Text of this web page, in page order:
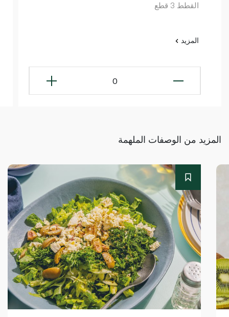
القطط 3 قطع
المزيد
0
المزيد من الوصفات الملهمة